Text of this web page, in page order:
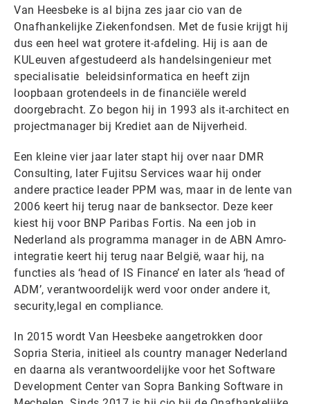
Van Heesbeke is al bijna zes jaar cio van de
Onafhankelijke Ziekenfondsen. Met de fusie krijgt hij
dus een heel wat grotere it-afdeling. Hij is aan de
KULeuven afgestudeerd als handelsingenieur met
specialisatie beleidsinformatica en heeft zijn
loopbaan grotendeels in de financiële wereld
doorgebracht. Zo begon hij in 1993 als it-architect en
projectmanager bij Krediet aan de Nijverheid.
Een kleine vier jaar later stapt hij over naar DMR
Consulting, later Fujitsu Services waar hij onder
andere practice leader PPM was, maar in de lente van
2006 keert hij terug naar de banksector. Deze keer
kiest hij voor BNP Paribas Fortis. Na een job in
Nederland als programma manager in de ABN Amro-
integratie keert hij terug naar België, waar hij, na
functies als ‘head of IS Finance’ en later als ‘head of
ADM’, verantwoordelijk werd voor onder andere it,
security,legal en compliance.
In 2015 wordt Van Heesbeke aangetrokken door
Sopria Steria, initieel als country manager Nederland
en daarna als verantwoordelijke voor het Software
Development Center van Sopra Banking Software in